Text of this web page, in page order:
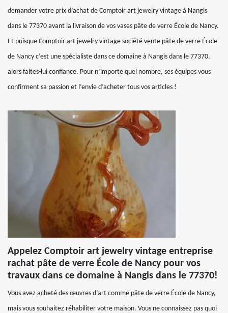
demander votre prix d’achat de Comptoir art jewelry vintage à Nangis
dans le 77370 avant la livraison de vos vases pâte de verre École de Nancy.
Et puisque Comptoir art jewelry vintage société vente pâte de verre École
de Nancy c’est une spécialiste dans ce domaine à Nangis dans le 77370,
alors faites-lui confiance. Pour n’importe quel nombre, ses équipes vous
confirment sa passion et l’envie d’acheter tous vos articles !
Appelez Comptoir art jewelry vintage entreprise
rachat pâte de verre École de Nancy pour vos
travaux dans ce domaine à Nangis dans le 77370!
Vous avez acheté des œuvres d’art comme pâte de verre École de Nancy,
mais vous souhaitez réhabiliter votre maison. Vous ne connaissez pas quoi